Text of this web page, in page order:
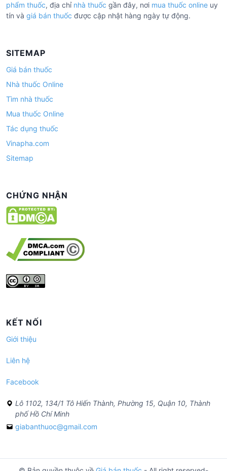
phẩm thuốc, địa chỉ nhà thuốc gần đây, nơi mua thuốc online uy
tín và giá bán thuốc được cập nhật hàng ngày tự động.
SITEMAP
Giá bán thuốc
Nhà thuốc Online
Tìm nhà thuốc
Mua thuốc Online
Tác dụng thuốc
Vinapha.com
Sitemap
CHỨNG NHẬN
KẾT NỐI
Giới thiệu
Liên hệ
Facebook
Lô 1102, 134/1 Tô Hiến Thành, Phường 15, Quận 10, Thành
phố Hồ Chí Minh
giabanthuoc@gmail.com